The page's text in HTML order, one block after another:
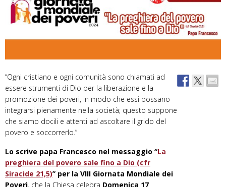
“Ogni cristiano e ogni comunità sono chiamati ad
essere strumenti di Dio per la liberazione e la
promozione dei poveri, in modo che essi possano
integrarsi pienamente nella società; questo suppone
che siamo docili e attenti ad ascoltare il grido del
povero e soccorrerlo.”
Lo scrive papa Francesco nel messaggio “La
preghiera del povero sale fino a Dio (cfr
Siracide 21,5)” per la VIII Giornata Mondiale dei
Poveri, che la Chiesa celebra Domenica 17